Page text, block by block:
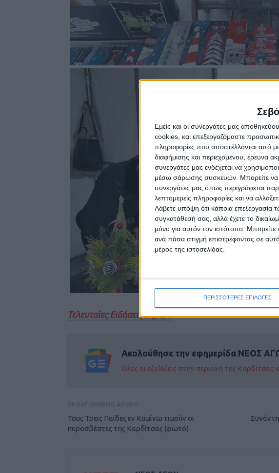
Εμείς και οι συνεργάτες μας
cookies, και επεξεργαζόμαστε
πληροφορίες που αποστέλλονται από
διαφήμισης και περιεχομένου, έρευνα
συνεργάτες μας ενδέχεται να
μέσω σάρωσης συσκευών. Μπορείτε να
συνεργάτες μας όπως περιγράφεται
λεπτομερείς πληροφορίες και να
Λάβετε υπόψη ότι κάποια επεξεργασία
συγκατάθεσή σας, αλλά έχετε το
μόνο για αυτόν τον ιστότοπο.
ανά πάσα στιγμή επιστρέφοντας σε
μέρος της ιστοσελίδας.
ΠΕΡΙΣΣΟΤΕΡΕΣ ΕΠΙΛΟΓΕΣ
Τελευταίες Ειδήσεις Σήμερα
Ακολούθησε την εφημερίδα ΝΕΟΣ
Όλες οι εξελίξεις στην περιοχή της Καρδίτσας
Τους Τρεις Παίδες εν Καμίνω τιμούν οι
πυροσβέστες της Καρδίτσας (φωτό)